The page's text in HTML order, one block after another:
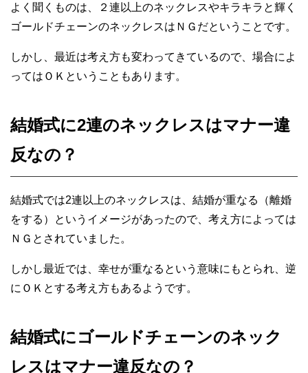
よく聞くものは、２連以上のネックレスやキラキラと輝く
ゴールドチェーンのネックレスはＮＧだということです。
しかし、最近は考え方も変わってきているので、場合によ
ってはＯＫということもあります。
結婚式に2連のネックレスはマナー違
反なの？
結婚式では2連以上のネックレスは、結婚が重なる（離婚
をする）というイメージがあったので、考え方によっては
ＮＧとされていました。
しかし最近では、幸せが重なるという意味にもとられ、逆
にＯＫとする考え方もあるようです。
結婚式にゴールドチェーンのネック
レスはマナー違反なの？